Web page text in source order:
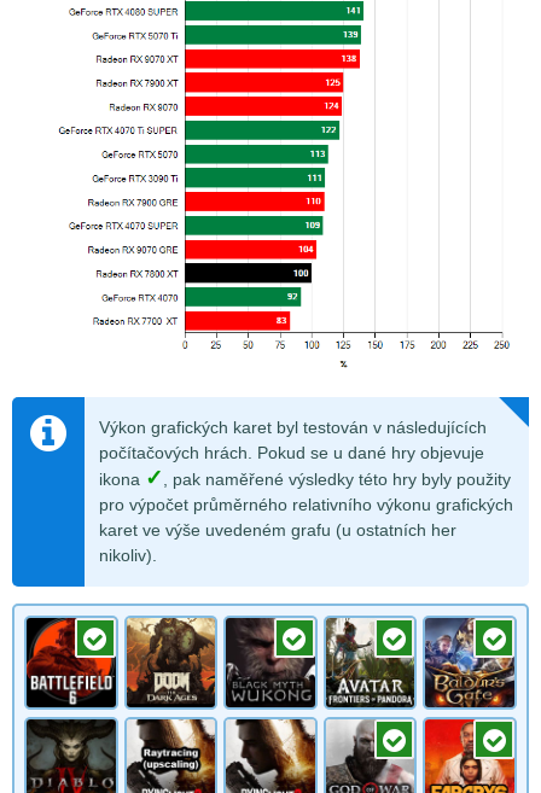
Výkon grafických karet byl testován v následujících
počítačových hrách. Pokud se u dané hry objevuje
ikona ✓, pak naměřené výsledky této hry byly použity
pro výpočet průměrného relativního výkonu grafických
karet ve výše uvedeném grafu (u ostatních her
nikoliv).